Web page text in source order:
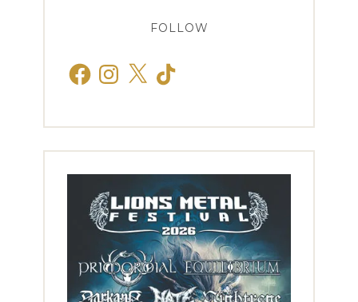
FOLLOW
FacebookInstagram
X TikTok